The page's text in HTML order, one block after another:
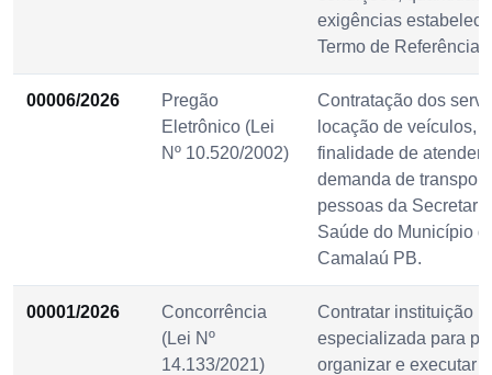
exigências
Termo de Referência.
00006/2026
Pregão
Eletrônico (Lei
Nº 10.520/2002)
Contratação dos
locação de veículos,
finalidade de atender
demanda de
pessoas da
Saúde do Município
Camalaú PB.
00001/2026
Concorrência
(Lei Nº
14.133/2021)
Contratar instituição
especializada para
organizar e executar